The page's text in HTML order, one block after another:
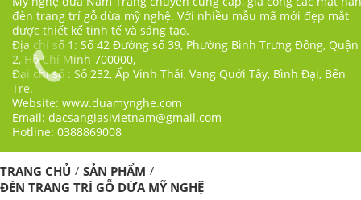
đèn trang trí gỗ dừa mỹ nghệ. Với nhiều mẫu mã mới đẹp mắt
được thiết kế tinh tế và sáng tạo.
Địa chỉ số 1: Số 42 Đường số 39, Phường Bình Trưng Đông, Quận
2, Hồ Chí Minh 700000,
Đại chỉ số : Số 232, Ấp Vinh Thái, Vang Quới Tây, Bình Đại, Bến
Tre.
Website: www.duamynghe.com
Email: dacsangiasivietnam@gmail.com
Hotline: 0388869008
TRANG CHỦ / SẢN PHẨM /
ĐÈN TRANG TRÍ GỖ DỪA MỸ NGHỆ